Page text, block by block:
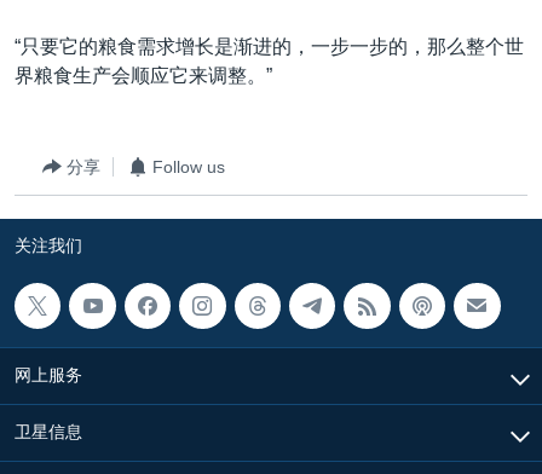
“只要它的粮食需求增长是渐进的，一步一步的，那么整个世
界粮食生产会顺应它来调整。”
分享 Follow us
关注我们
网上服务
卫星信息